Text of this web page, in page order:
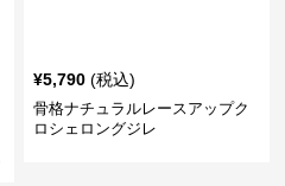
¥5,790 (税込)
骨格ナチュラルレースアップク
ロシェロングジレ